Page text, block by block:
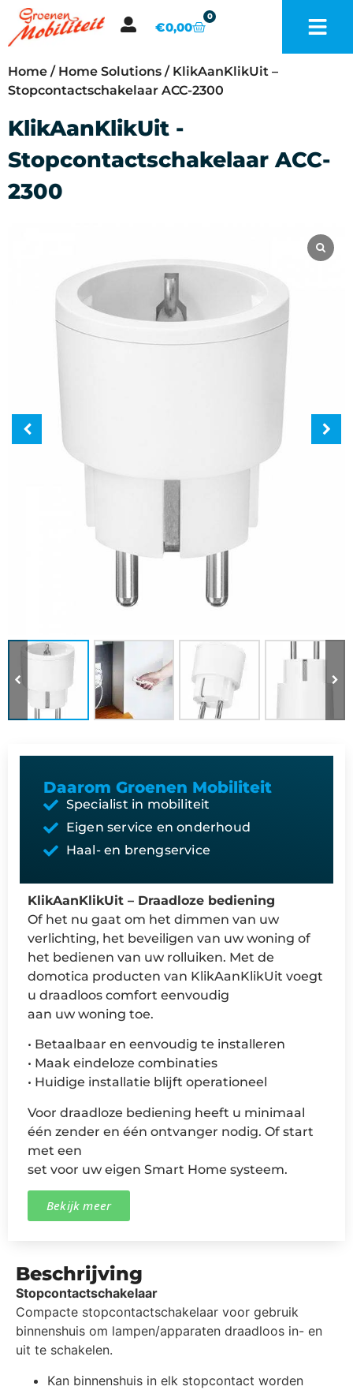
€0,00
0
Home / Home Solutions / KlikAanKlikUit –
Stopcontactschakelaar ACC-2300
KlikAanKlikUit -
Stopcontactschakelaar ACC-
2300
Daarom Groenen Mobiliteit
Specialist in mobiliteit
Eigen service en onderhoud
Haal- en brengservice
KlikAanKlikUit – Draadloze bediening
Of het nu gaat om het dimmen van uw
verlichting, het beveiligen van uw woning of
het bedienen van uw rolluiken. Met de
domotica producten van KlikAanKlikUit voegt
u draadloos comfort eenvoudig
aan uw woning toe.
• Betaalbaar en eenvoudig te installeren
• Maak eindeloze combinaties
• Huidige installatie blijft operationeel
Voor draadloze bediening heeft u minimaal
één zender en één ontvanger nodig. Of start
met een
set voor uw eigen Smart Home systeem.
Bekijk meer
Beschrijving
Stopcontactschakelaar
Compacte stopcontactschakelaar voor gebruik
binnenshuis om lampen/apparaten draadloos in- en
uit te schakelen.
Kan binnenshuis in elk stopcontact worden